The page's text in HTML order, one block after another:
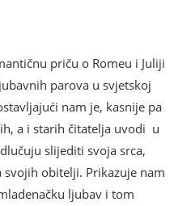
priču o Romeu i Juliji
parova u svjetskoj
nam je, kasnije pa
a i starih čitatelja uvodi u
slijediti svoja srca,
obitelji. Prikazuje nam
ljubav i tom